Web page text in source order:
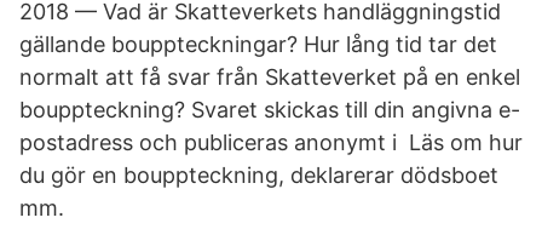
2018 — Vad är Skatteverkets handläggningstid
gällande bouppteckningar? Hur lång tid tar det
normalt att få svar från Skatteverket på en enkel
bouppteckning? Svaret skickas till din angivna e-
postadress och publiceras anonymt i Läs om hur
du gör en bouppteckning, deklarerar dödsboet
mm.